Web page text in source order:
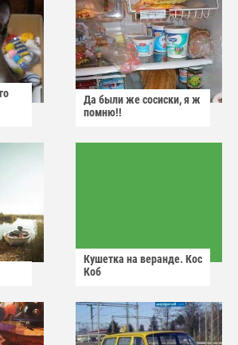
Да были же сосиски, я ж
помню!!
Кушетка на веранде. Кос
Коб